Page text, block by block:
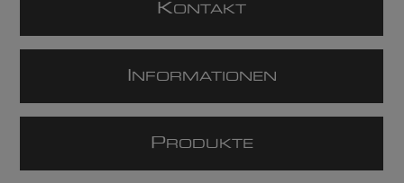
KONTAKT
NFORMATIONEN
P RODUKTE